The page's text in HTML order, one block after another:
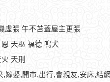
虛張 午不苫蓋屋主更張
天巫 福德 鳴犬
天刑
,嫁娶,開市,出行,會親友,安床,結